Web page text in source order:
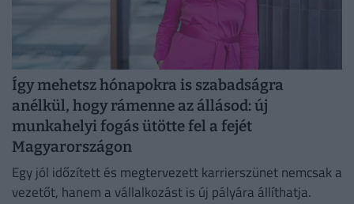
Így mehetsz hónapokra is szabadságra
anélkül, hogy rámenne az állásod: új
munkahelyi fogás ütötte fel a fejét
Magyarországon
Egy jól időzített és megtervezett karrierszünet nemcsak a
vezetőt, hanem a vállalkozást is új pályára állíthatja.